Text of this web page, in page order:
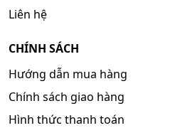
Liên hệ
CHÍNH SÁCH
Hướng dẫn mua hàng
Chính sách giao hàng
Hình thức thanh toán